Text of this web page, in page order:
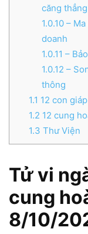
căng thẳng
1.0.10 –
doanh
1.0.11 –
1.0.12 –
thông
1.1 12 con giáp
1.2 12 cung
1.3 Thư Viện
Tử vi
cung
8/10/